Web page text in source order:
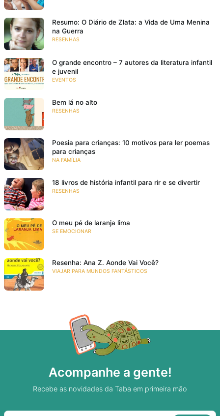
Resumo: O Diário de Zlata: a Vida de Uma Menina
na Guerra
RESENHAS
O grande encontro – 7 autores da literatura infantil
e juvenil
EVENTOS
Bem lá no alto
RESENHAS
Poesia para crianças: 10 motivos para ler poemas
para crianças
NA FAMÍLIA
18 livros de história infantil para rir e se divertir
RESENHAS
O meu pé de laranja lima
SE EMOCIONAR
Resenha: Ana Z. Aonde Vai Você?
VIAJAR PARA MUNDOS FANTÁSTICOS
Acompanhe a gente!
Recebe as novidades da Taba em primeira mão